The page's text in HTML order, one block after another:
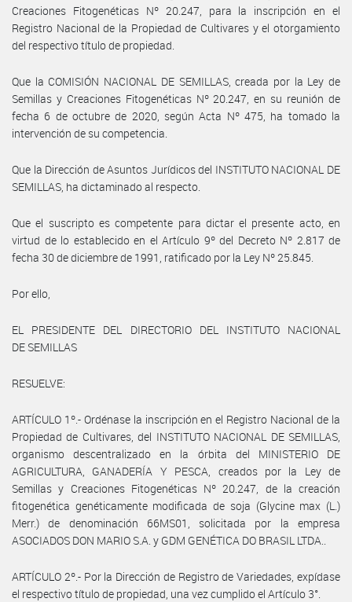
Creaciones Fitogenéticas Nº 20.247, para la inscripción en el
Registro Nacional de la Propiedad de Cultivares y el otorgamiento
del respectivo título de propiedad.
Que la COMISIÓN NACIONAL DE SEMILLAS, creada por la Ley de
Semillas y Creaciones Fitogenéticas Nº 20.247, en su reunión de
fecha 6 de octubre de 2020, según Acta Nº 475, ha tomado la
intervención de su competencia.
Que la Dirección de Asuntos Jurídicos del INSTITUTO NACIONAL DE
SEMILLAS, ha dictaminado al respecto.
Que el suscripto es competente para dictar el presente acto, en
virtud de lo establecido en el Artículo 9º del Decreto Nº 2.817 de
fecha 30 de diciembre de 1991, ratificado por la Ley Nº 25.845.
Por ello,
EL PRESIDENTE DEL DIRECTORIO DEL INSTITUTO NACIONAL
DE SEMILLAS
RESUELVE:
ARTÍCULO 1º.- Ordénase la inscripción en el Registro Nacional de la
Propiedad de Cultivares, del INSTITUTO NACIONAL DE SEMILLAS,
organismo descentralizado en la órbita del MINISTERIO DE
AGRICULTURA, GANADERÍA Y PESCA, creados por la Ley de
Semillas y Creaciones Fitogenéticas Nº 20.247, de la creación
fitogenética genéticamente modificada de soja (Glycine max (L.)
Merr.) de denominación 66MS01, solicitada por la empresa
ASOCIADOS DON MARIO S.A. y GDM GENÉTICA DO BRASIL LTDA..
ARTÍCULO 2º.- Por la Dirección de Registro de Variedades, expídase
el respectivo título de propiedad, una vez cumplido el Artículo 3°.